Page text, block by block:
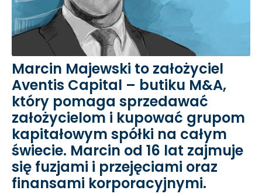
Marcin Majewski to założyciel
Aventis Capital – butiku M&A,
który pomaga sprzedawać
założycielom i kupować grupom
kapitałowym spółki na całym
świecie. Marcin od 16 lat zajmuje
się fuzjami i przejęciami oraz
finansami korporacyjnymi.